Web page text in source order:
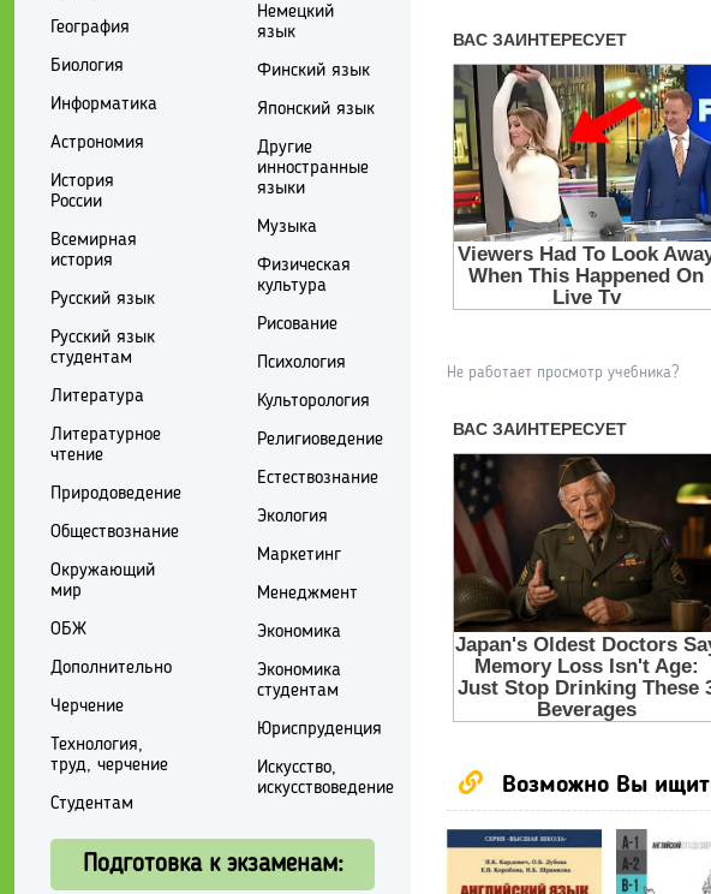
Не работает просмотр учебника?
Возможно Вы
География
Биология
Информатика
Астрономия
История
России
Всемирная
история
Русский язык
Русский язык
студентам
Литература
Литературное
чтение
Природоведение
Обществознание
Окружающий
мир
ОБЖ
Дополнительно
Черчение
Технология,
труд, черчение
Студентам
Немецкий
язык
Финский язык
Японский язык
Другие
инностранные
языки
Музыка
Физическая
культура
Рисование
Психология
Культорология
Религиоведение
Естествознание
Экология
Маркетинг
Менеджмент
Экономика
Экономика
студентам
Юриспруденция
Искусство,
искусствоведение
Подготовка к экзаменам: